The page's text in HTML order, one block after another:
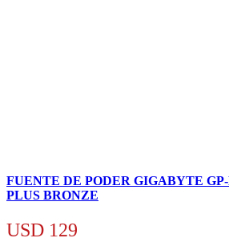
FUENTE DE PODER GIGABYTE GP-
PLUS BRONZE
USD 129